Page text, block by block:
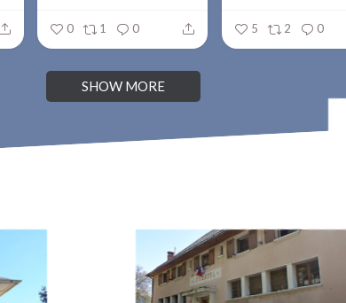
0 1 0 5 2 0
SHOW MORE